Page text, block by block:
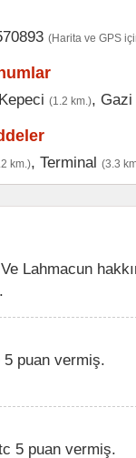
(Harita ve GPS
Kepeci (1.2 km.), Gazi
km.), Terminal (3.3
Lahmacun
5 puan vermiş.
5 puan vermiş.